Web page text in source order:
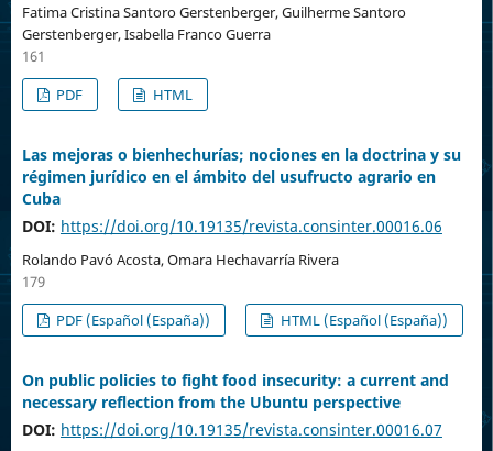
Fatima Cristina Santoro Gerstenberger, Guilherme Santoro
Gerstenberger, Isabella Franco Guerra
161
PDF
HTML
Las mejoras o bienhechurías; nociones en la doctrina y su
régimen jurídico en el ámbito del usufructo agrario en
Cuba
DOI: https://doi.org/10.19135/revista.consinter.00016.06
Rolando Pavó Acosta, Omara Hechavarría Rivera
179
PDF (Español (España))
HTML (Español (España))
On public policies to fight food insecurity: a current and
necessary reflection from the Ubuntu perspective
DOI: https://doi.org/10.19135/revista.consinter.00016.07